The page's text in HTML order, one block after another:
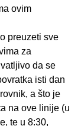
ovim
preuzeti sve
za
da se
isti dan
a što je
na ove linije (u
te u 8:30,